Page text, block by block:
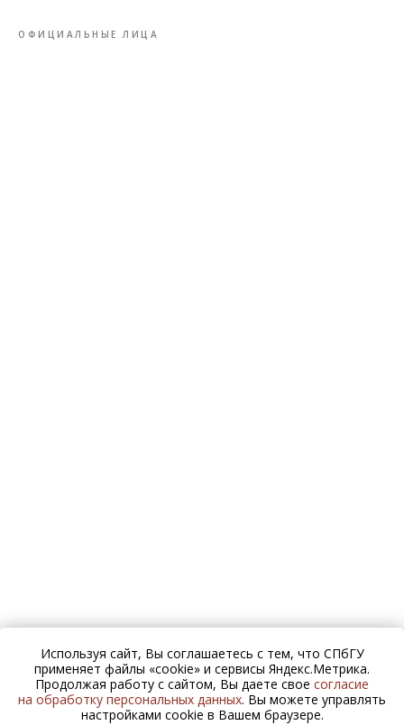
ОФИЦИАЛЬНЫЕ ЛИЦА
Используя сайт, Вы соглашаетесь с тем, что СПбГУ
применяет файлы «cookie» и сервисы Яндекс.Метрика.
Продолжая работу с сайтом, Вы даете свое согласие
на обработку персональных данных. Вы можете управлять
настройками cookie в Вашем браузере.